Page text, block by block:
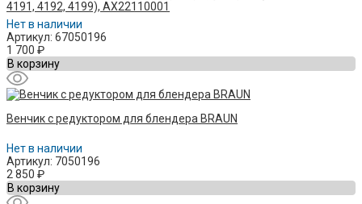
4191, 4192, 4199), AX22110001
Нет в наличии
Артикул: 67050196
1 700 ₽
В корзину
Венчик с редуктором для блендера BRAUN
Нет в наличии
Артикул: 7050196
2 850 ₽
В корзину